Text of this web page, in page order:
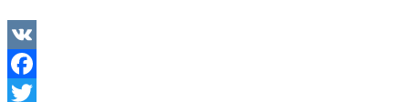
VK
Facebook